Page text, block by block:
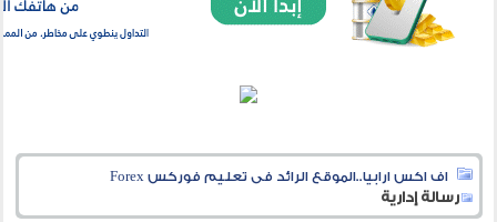
اف اكس ارابيا..الموقع الرائد فى تعليم فوركس Forex
رسالة إدارية